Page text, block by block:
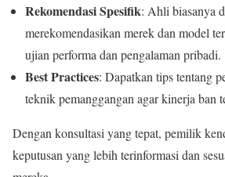
Rekomendasi Spesifik: Ahli biasanya
merekomendasikan merek dan model
ujian performa dan pengalaman pribadi.
Best Practices: Dapatkan tips tentang
teknik pemanggangan agar kinerja ban
Dengan konsultasi yang tepat, pemilik
keputusan yang lebih terinformasi dan